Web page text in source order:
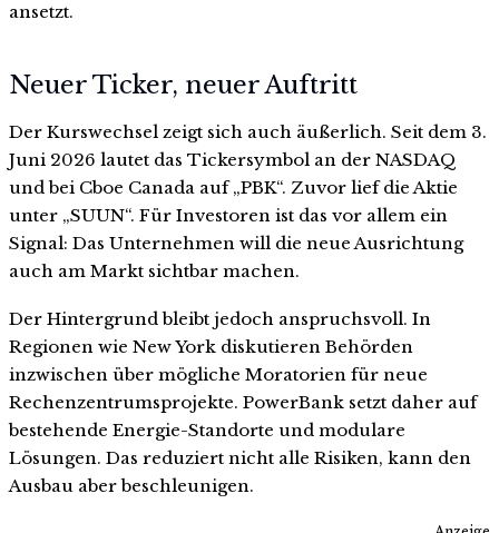
ansetzt.
Neuer Ticker, neuer Auftritt
Der Kurswechsel zeigt sich auch äußerlich. Seit dem 3.
Juni 2026 lautet das Tickersymbol an der NASDAQ
und bei Cboe Canada auf „PBK“. Zuvor lief die Aktie
unter „SUUN“. Für Investoren ist das vor allem ein
Signal: Das Unternehmen will die neue Ausrichtung
auch am Markt sichtbar machen.
Der Hintergrund bleibt jedoch anspruchsvoll. In
Regionen wie New York diskutieren Behörden
inzwischen über mögliche Moratorien für neue
Rechenzentrumsprojekte. PowerBank setzt daher auf
bestehende Energie-Standorte und modulare
Lösungen. Das reduziert nicht alle Risiken, kann den
Ausbau aber beschleunigen.